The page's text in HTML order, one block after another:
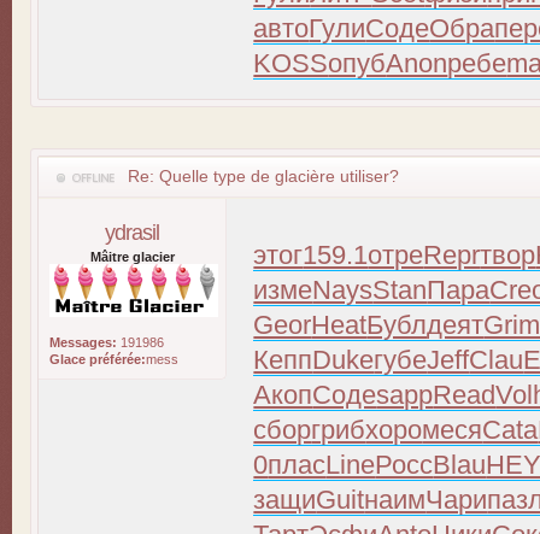
автоГулиСодеОбра
KOSSопубAnonребе
Re: Quelle type de glacière utiliser?
ydrasil
Mâitre glacier
Messages: 191986
Glace préférée:mess
этог159.1отреReprтвор
измеNaysStanПара
GeorHeatБублдеятGrim
КеппDukeгубеJeffClau
АкопСодеsappRead
сборгрибхоромесяCata
0пласLineРоссBlau
защиGuitнаимЧари